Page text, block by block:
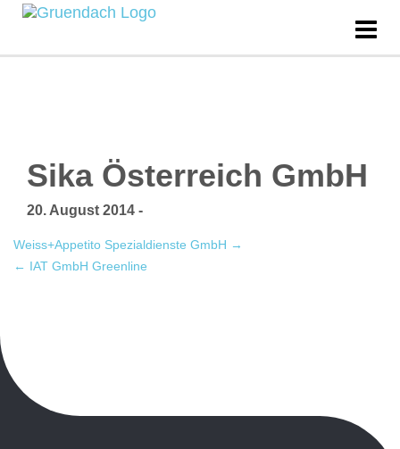
Sika Österreich GmbH
20. August 2014 -
Weiss+Appetito Spezialdienste GmbH →
← IAT GmbH Greenline